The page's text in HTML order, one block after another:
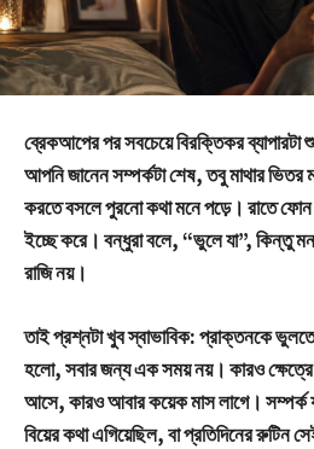
ব্রেকআপের পর সবচেয়ে বিরক্তিকর
আপনি জানেন সম্পর্কটা শেষ, তবু মাথার ভিতর
করতে বসলে পুরনো কথা মনে পড়ে। রাতে ফোন
ইচ্ছে করে। বন্ধুরা বলে, “ভুলে যা”, কিন্তু
রাজি নয়।
তাই প্রশ্নটা খুব স্বাভাবিক: প্রাক্তনকে
হলো, সবার জন্য এক সময় নয়। কারও ক্ষেত্রে
আসে, কারও আবার কয়েক মাস লাগে। সম্পর্ক
বিয়ের কথা এগিয়েছিল, বা প্রতিদিনের রুটিন